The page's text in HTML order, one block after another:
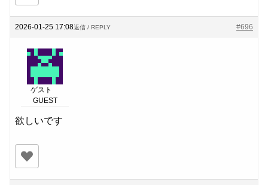
2026-01-25 17:08 #696
返信 / REPLY
ゲスト
GUEST
欲しいです